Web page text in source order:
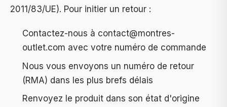
2011/83/UE). Pour initier un retour :
Contactez-nous à contact@montres-
outlet.com avec votre numéro de commande
Nous vous envoyons un numéro de retour
(RMA) dans les plus brefs délais
Renvoyez le produit dans son état d'origine